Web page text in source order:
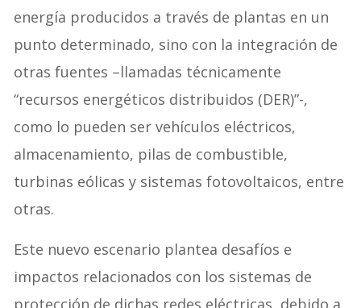
energía producidos a través de plantas en un
punto determinado, sino con la integración de
otras fuentes –llamadas técnicamente
“recursos energéticos distribuidos (DER)”-,
como lo pueden ser vehículos eléctricos,
almacenamiento, pilas de combustible,
turbinas eólicas y sistemas fotovoltaicos, entre
otras.
Este nuevo escenario plantea desafíos e
impactos relacionados con los sistemas de
protección de dichas redes eléctricas, debido a